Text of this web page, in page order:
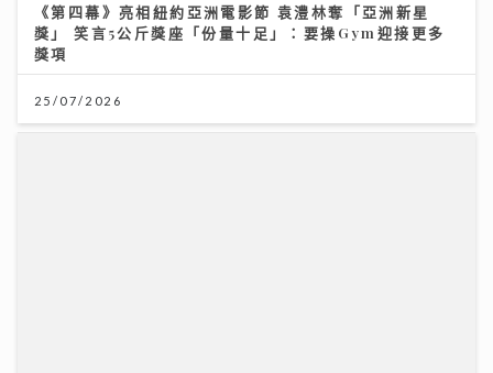
《第四幕》亮相紐約亞洲電影節 袁澧林奪「亞洲新星
獎」 笑言5公斤獎座「份量十足」：要操Gym迎接更多
獎項
25/07/2026